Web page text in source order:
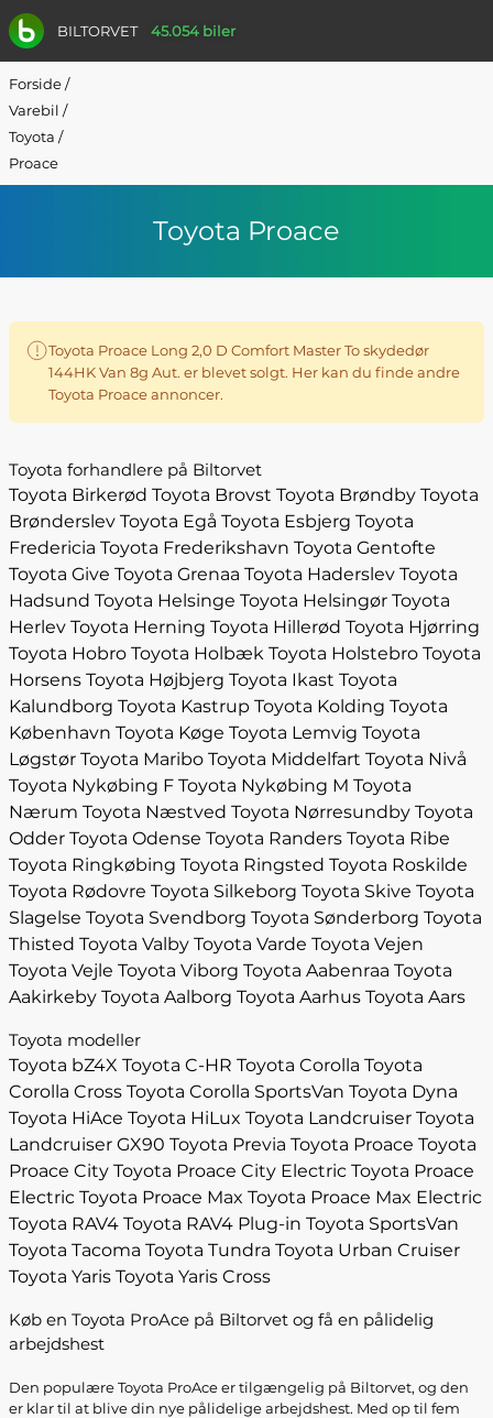
BILTORVET 45.054 biler
Forside/
Varebil /
Toyota /
Proace
Toyota Proace
Toyota Proace Long 2,0 D Comfort Master To skydedør
144HK Van 8g Aut. er blevet solgt. Her kan du finde andre
Toyota Proace annoncer.
Toyota forhandlere på Biltorvet
Toyota Birkerød Toyota Brovst Toyota Brøndby Toyota
Brønderslev Toyota Egå Toyota Esbjerg Toyota
Fredericia Toyota Frederikshavn Toyota Gentofte
Toyota Give Toyota Grenaa Toyota Haderslev Toyota
Hadsund Toyota Helsinge Toyota Helsingør Toyota
Herlev Toyota Herning Toyota Hillerød Toyota Hjørring
Toyota Hobro Toyota Holbæk Toyota Holstebro Toyota
Horsens Toyota Højbjerg Toyota Ikast Toyota
Kalundborg Toyota Kastrup Toyota Kolding Toyota
København Toyota Køge Toyota Lemvig Toyota
Løgstør Toyota Maribo Toyota Middelfart Toyota Nivå
Toyota Nykøbing F Toyota Nykøbing M Toyota
Nærum Toyota Næstved Toyota Nørresundby Toyota
Odder Toyota Odense Toyota Randers Toyota Ribe
Toyota Ringkøbing Toyota Ringsted Toyota Roskilde
Toyota Rødovre Toyota Silkeborg Toyota Skive Toyota
Slagelse Toyota Svendborg Toyota Sønderborg Toyota
Thisted Toyota Valby Toyota Varde Toyota Vejen
Toyota Vejle Toyota Viborg Toyota Aabenraa Toyota
Aakirkeby Toyota Aalborg Toyota Aarhus Toyota Aars
Toyota modeller
Toyota bZ4X Toyota C-HR Toyota Corolla Toyota
Corolla Cross Toyota Corolla SportsVan Toyota Dyna
Toyota HiAce Toyota HiLux Toyota Landcruiser Toyota
Landcruiser GX90 Toyota Previa Toyota Proace Toyota
Proace City Toyota Proace City Electric Toyota Proace
Electric Toyota Proace Max Toyota Proace Max Electric
Toyota RAV4 Toyota RAV4 Plug-in Toyota SportsVan
Toyota Tacoma Toyota Tundra Toyota Urban Cruiser
Toyota Yaris Toyota Yaris Cross
Køb en Toyota ProAce på Biltorvet og få en pålidelig
arbejdshest
Den populære Toyota ProAce er tilgængelig på Biltorvet, og den
er klar til at blive din nye pålidelige arbejdshest. Med op til fem